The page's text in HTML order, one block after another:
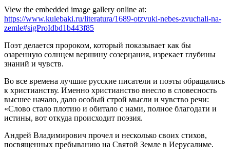
View the embedded image gallery online at:
https://www.kulebaki.ru/literatura/1689-otzvuki-nebes-zvuchali-na-
zemle#sigProIdbd1b443f85
Поэт делается пророком, который показывает как бы
озаренную солнцем вершину созерцания, изрекает глубины
знаний и чувств.
Во все времена лучшие русские писатели и поэты обращались
к христианству. Именно христианство внесло в словесность
высшее начало, дало особый строй мысли и чувство речи:
«Слово стало плотию и обитало с нами, полное благодати и
истины, вот откуда происходит поэзия.
Андрей Владимирович прочел и несколько своих стихов,
посвященных пребыванию на Святой Земле в Иерусалиме.